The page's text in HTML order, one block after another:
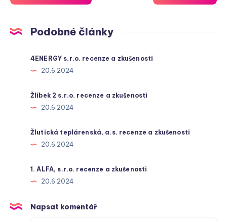
Podobné články
4ENERGY s.r.o. recenze a zkušenosti
20.6.2024
Žlíbek 2 s.r.o. recenze a zkušenosti
20.6.2024
Žlutická teplárenská, a.s. recenze a zkušenosti
20.6.2024
1. ALFA, s.r.o. recenze a zkušenosti
20.6.2024
Napsat komentář